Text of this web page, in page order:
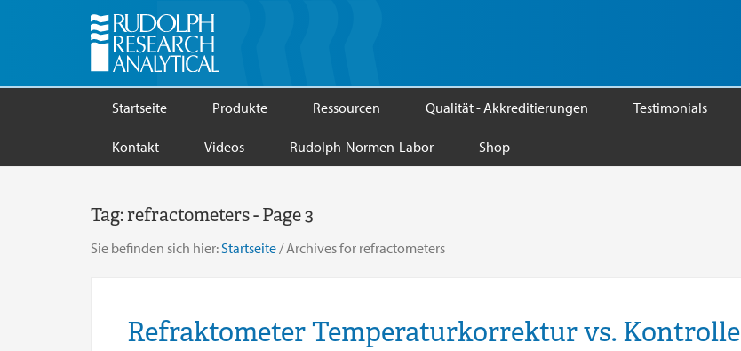
Startseite Produkte Ressourcen Qualität - Akkreditierungen Testimonials
Kontakt Videos Rudolph-Normen-Labor Shop
Tag:refractometers- Page 3
Sie befinden sich hier: Startseite /Archives for refractometers
Refraktometer Temperaturkorrektur vs. Kontrolle